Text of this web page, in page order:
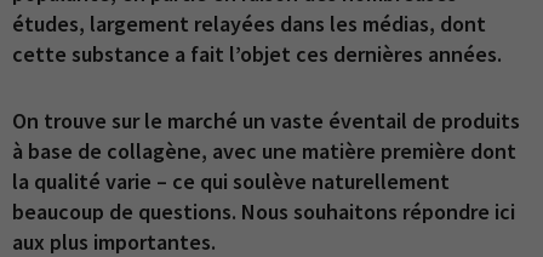
études, largement relayées dans les médias, dont
cette substance a fait l’objet ces dernières années.
On trouve sur le marché un vaste éventail de produits
à base de collagène, avec une matière première dont
la qualité varie – ce qui soulève naturellement
beaucoup de questions. Nous souhaitons répondre ici
aux plus importantes.